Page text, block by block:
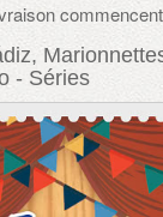
- Séries